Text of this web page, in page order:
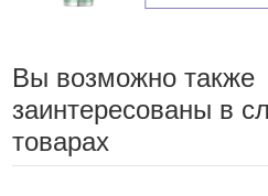
Вы возможно также
заинтересованы в
товарах